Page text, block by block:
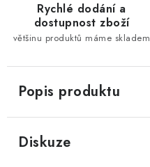
Rychlé dodání a
dostupnost zboží
většinu produktů máme skladem
Popis produktu
Diskuze